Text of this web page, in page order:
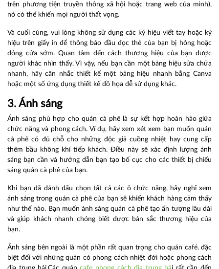
trên phương tiện truyền thông xã hội hoặc trang web của mình),
nó có thể khiến mọi người thất vọng.
Và cuối cùng, vui lòng không sử dụng các ký hiệu viết tay hoặc ký
hiệu trên giấy in để thông báo đầu đọc thẻ của bạn bị hỏng hoặc
đóng cửa sớm. Quan tâm đến cách thương hiệu của bạn được
người khác nhìn thấy. Vì vậy, nếu bạn cần một bảng hiệu sửa chữa
nhanh, hãy cân nhắc thiết kế một bảng hiệu nhanh bằng Canva
hoặc một số ứng dụng thiết kế đồ họa dễ sử dụng khác.
3. Ánh sáng
Ánh sáng phù hợp cho quán cà phê là sự kết hợp hoàn hảo giữa
chức năng và phong cách. Ví dụ, hãy xem xét xem bạn muốn quán
cà phê có đủ chỗ cho những độc giả cuồng nhiệt hay cung cấp
thêm bầu không khí tiếp khách. Điều này sẽ xác định lượng ánh
sáng bạn cần và hướng dẫn bạn tạo bố cục cho các thiết bị chiếu
sáng quán cà phê của bạn.
Khi bạn đã đánh dấu chọn tất cả các ô chức năng, hãy nghĩ xem
ánh sáng trong quán cà phê của bạn sẽ khiến khách hàng cảm thấy
như thế nào. Bạn muốn ánh sáng quán cà phê tạo ấn tượng lâu dài
và giúp khách nhanh chóng biết được bản sắc thương hiệu của
bạn.
Ánh sáng bên ngoài là một phần rất quan trọng cho quán café. đặc
biệt đối với những quán có phong cách nhiệt đới hoặc phong cách